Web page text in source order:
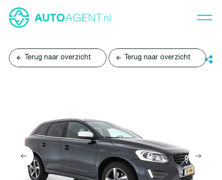
Terug naar overzicht Terug naar overzicht